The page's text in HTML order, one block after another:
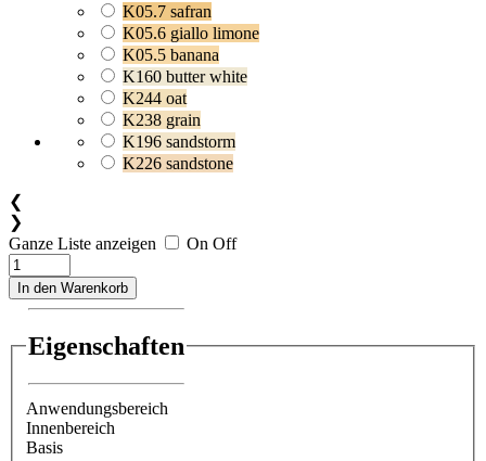
K05.7 safran
K05.6 giallo limone
K05.5 banana
K160 butter white
K244 oat
K238 grain
K196 sandstorm
K226 sandstone
❮
❯
Ganze Liste anzeigen
On Off
In den Warenkorb
Eigenschaften
Anwendungsbereich
Innenbereich
Basis